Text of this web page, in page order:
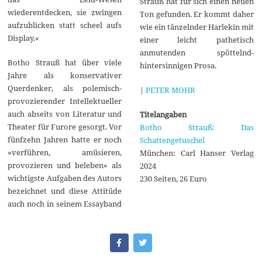
wiederentdecken, sie zwingen
aufzublicken statt scheel aufs
Display.«
Botho Strauß hat über viele
Jahre als konservativer
Querdenker, als polemisch-
provozierender Intellektueller
auch abseits von Literatur und
Theater für Furore gesorgt. Vor
fünfzehn Jahren hatte er noch
»verführen, amüsieren,
provozieren und beleben« als
wichtigste Aufgaben des Autors
bezeichnet und diese Attitüde
auch noch in seinem Essayband
Ton gefunden. Er kommt daher
wie ein tänzelnder Harlekin mit
einer leicht pathetisch
anmutenden spöttelnd-
hintersinnigen Prosa.
| PETER MOHR
Titelangaben
Botho Strauß: Das
Schattengetuschel
München: Carl Hanser Verlag
2024
230 Seiten, 26 Euro